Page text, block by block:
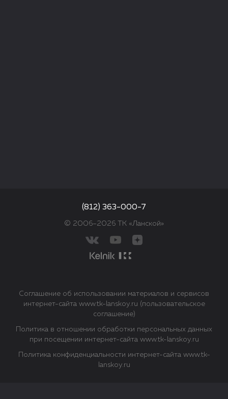
© 2006–2026 ТК «Ланской»
(812) 363-000-7
Политика в отношении обработки персональных данных
при посещении интернет-сайта www.tk-lanskoy.ru
Соглашение об использовании материалов и сервисов
интернет-сайта www.tk-lanskoy.ru (пользовательское
соглашение)
Политика конфиденциальности интернет-сайта www.tk-
lanskoy.ru